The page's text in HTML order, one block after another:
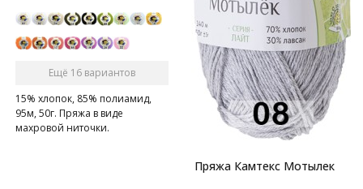
Ещё 16 вариантов
15% хлопок, 85% полиамид,
95м, 50г. Пряжа в виде
махровой ниточки.
Пряжа Камтекс Мотылек